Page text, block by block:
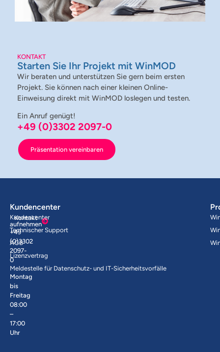
KONTAKT
Starten Sie Ihr Projekt mit WinMOD
Wir beraten und unterstützen Sie gern beim ersten
Projekt. Sie können nach einer kleinen Online-
Einweisung direkt mit WinMOD loslegen und testen.
Ein Anruf genügt!
+49 (0)3302 2097-0
Präsentation vereinbaren
Kontakt
aufnehmen
+49
(0)3302
2097-
0
Montag
bis
Freitag
08:00
–
17:00
Uhr
Kundencenter
Kundencenter
Technischer Support
AGB
Lizenzvertrag
Meldestelle für Datenschutz- und IT-Sicherheitsvorfälle